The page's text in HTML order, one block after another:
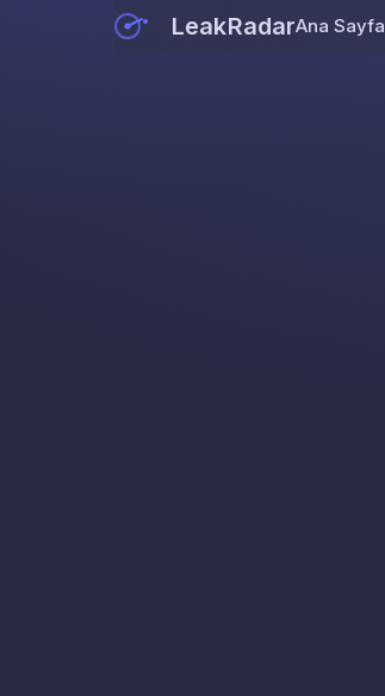
LeakRadarAna Sayfa